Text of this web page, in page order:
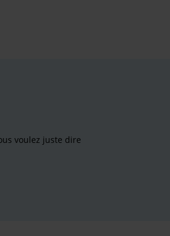
voulez juste dire